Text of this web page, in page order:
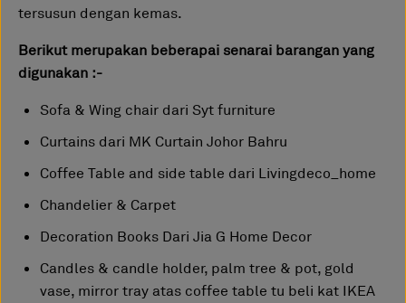
tersusun dengan kemas.
Berikut merupakan beberapai senarai barangan yang
digunakan :-
Sofa & Wing chair dari Syt furniture
Curtains dari MK Curtain Johor Bahru
Coffee Table and side table dari Livingdeco_home
Chandelier & Carpet
Decoration Books Dari Jia G Home Decor
Candles & candle holder, palm tree & pot, gold
vase, mirror tray atas coffee table tu beli kat IKEA